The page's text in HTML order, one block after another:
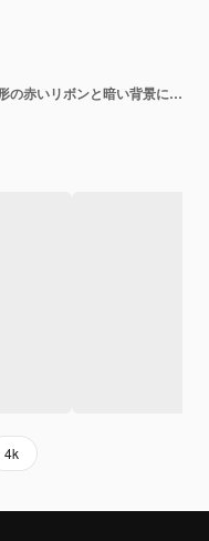
美しい贈り物モミの枝針葉樹の円錐形の赤いリボンと暗い背景に数字のサンタクロースの帽子xsmas靴下とクリスマス気分のビューの上
4k